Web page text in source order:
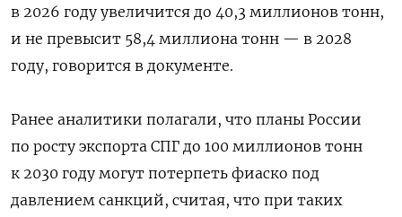
в 2026 году увеличится до 40,3 миллионов тонн,
и не превысит 58,4 миллиона тонн — в 2028
году, говорится в документе.
Ранее аналитики полагали, что планы России
по росту экспорта СПГ до 100 миллионов тонн
к 2030 году могут потерпеть фиаско под
давлением санкций, считая, что при таких